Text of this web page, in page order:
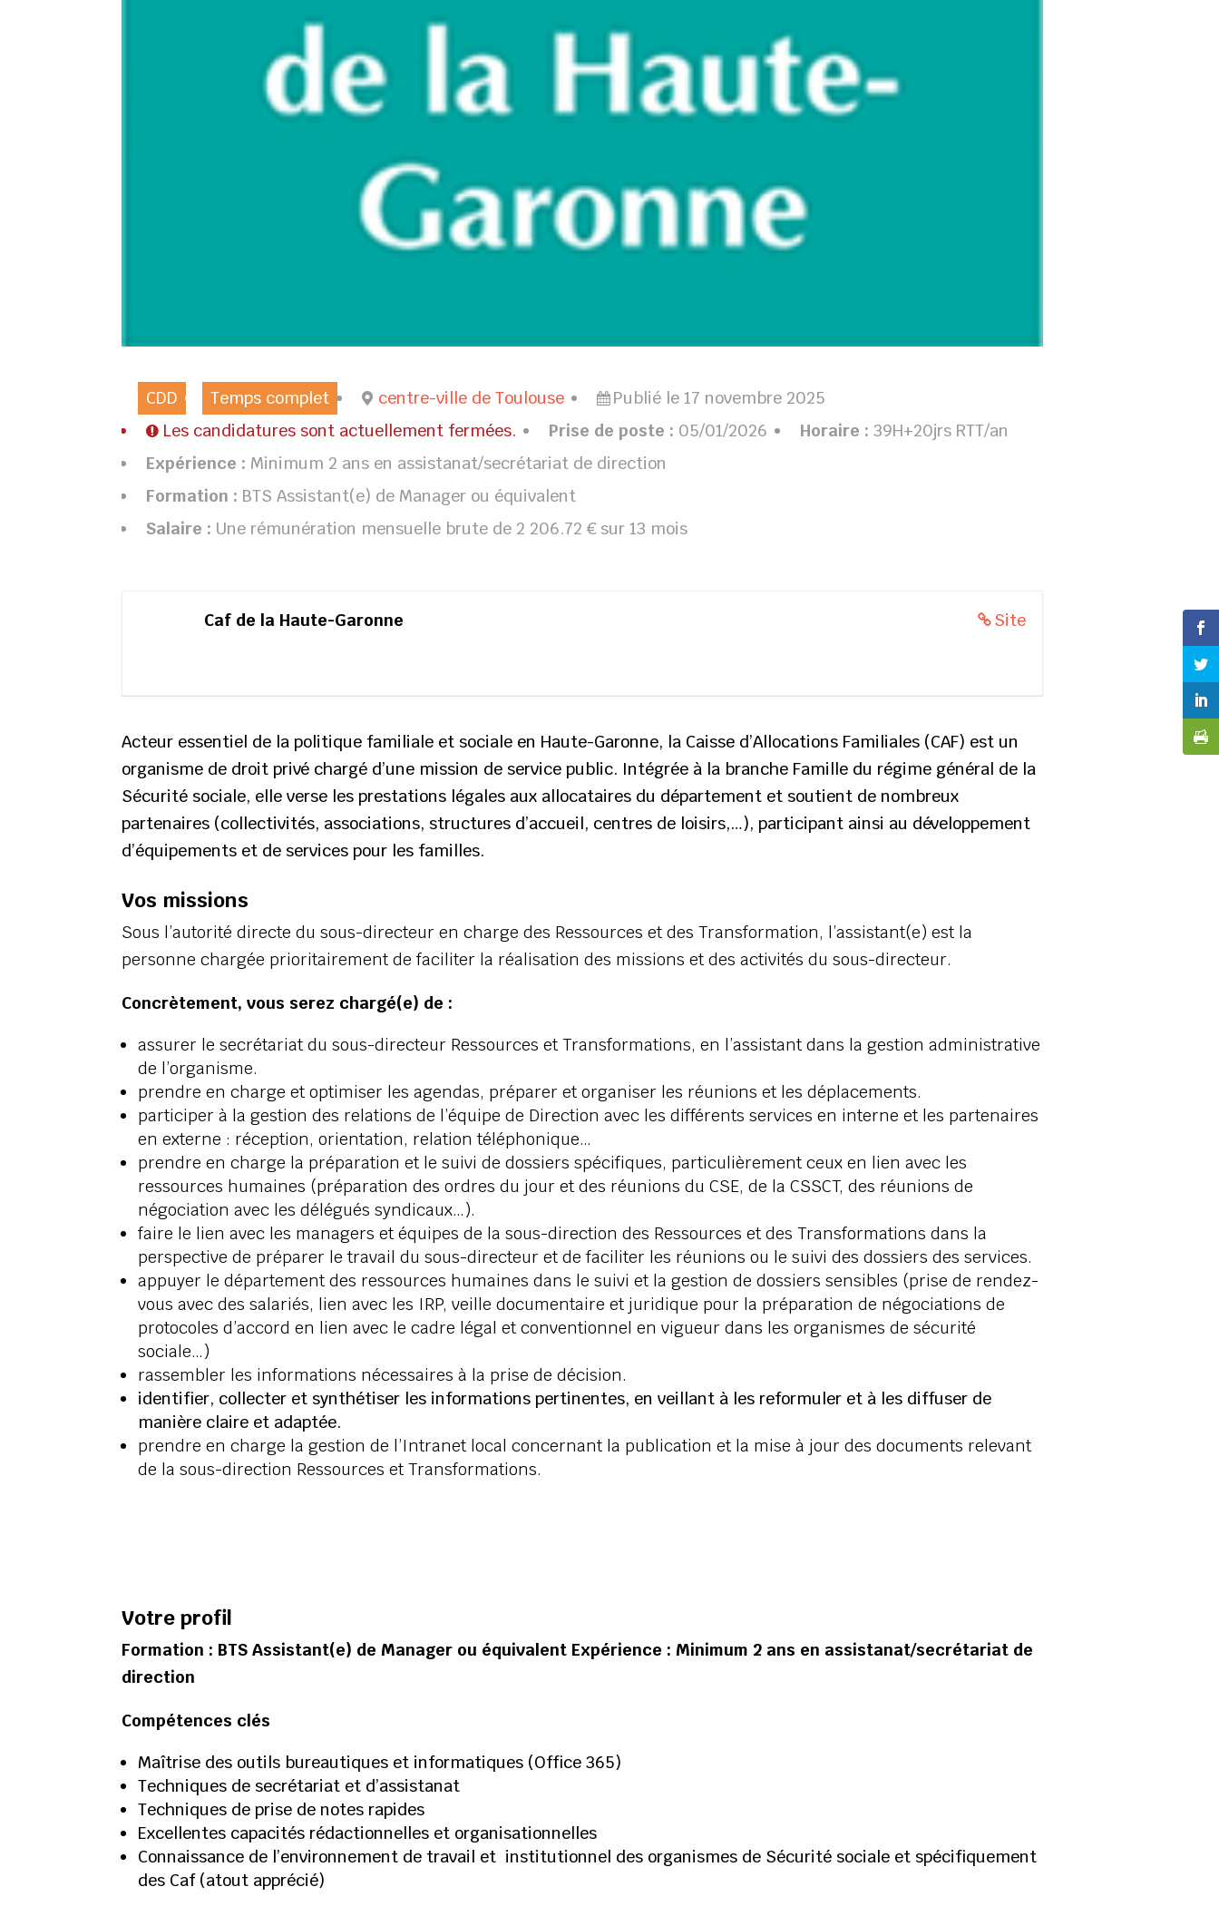
CDD Temps complet centre-ville de Toulouse
Publié le 17 novembre 2025
Les candidatures sont actuellement fermées.
Prise de poste : 05/01/2026 Horaire :39H+20jrs RTT/an
Expérience : Minimum 2 ans en assistanat/secrétariat de direction
Formation : BTS Assistant(e) de Manager ou équivalent
Salaire : Une rémunération mensuelle brute de 2 206.72 € sur 13 mois
Site
Caf de la Haute-Garonne
Acteur essentiel de la politique familiale et sociale en Haute-Garonne, la Caisse d’Allocations Familiales (CAF) est un
organisme de droit privé chargé d’une mission de service public. Intégrée à la branche Famille du régime général de la
Sécurité sociale, elle verse les prestations légales aux allocataires du département et soutient de nombreux
partenaires (collectivités, associations, structures d’accueil, centres de loisirs,…), participant ainsi au développement
d’équipements et de services pour les familles.
Vos missions
Sous l’autorité directe du sous-directeur en charge des Ressources et des Transformation, l’assistant(e) est la
personne chargée prioritairement de faciliter la réalisation des missions et des activités du sous-directeur.
Concrètement, vous serez chargé(e) de :
assurer le secrétariat du sous-directeur Ressources et Transformations, en l’assistant dans la gestion administrative
de l’organisme.
prendre en charge et optimiser les agendas, préparer et organiser les réunions et les déplacements.
participer à la gestion des relations de l’équipe de Direction avec les différents services en interne et les partenaires
en externe : réception, orientation, relation téléphonique…
prendre en charge la préparation et le suivi de dossiers spécifiques, particulièrement ceux en lien avec les
ressources humaines (préparation des ordres du jour et des réunions du CSE, de la CSSCT, des réunions de
négociation avec les délégués syndicaux…).
faire le lien avec les managers et équipes de la sous-direction des Ressources et des Transformations dans la
perspective de préparer le travail du sous-directeur et de faciliter les réunions ou le suivi des dossiers des services.
appuyer le département des ressources humaines dans le suivi et la gestion de dossiers sensibles (prise de rendez-
vous avec des salariés, lien avec les IRP, veille documentaire et juridique pour la préparation de négociations de
protocoles d’accord en lien avec le cadre légal et conventionnel en vigueur dans les organismes de sécurité
sociale…)
rassembler les informations nécessaires à la prise de décision.
identifier, collecter et synthétiser les informations pertinentes, en veillant à les reformuler et à les diffuser de
manière claire et adaptée.
prendre en charge la gestion de l’Intranet local concernant la publication et la mise à jour des documents relevant
de la sous-direction Ressources et Transformations.
Votre profil
Formation : BTS Assistant(e) de Manager ou équivalent Expérience : Minimum 2 ans en assistanat/secrétariat de
direction
Compétences clés
Maîtrise des outils bureautiques et informatiques (Office 365)
Techniques de secrétariat et d’assistanat
Techniques de prise de notes rapides
Excellentes capacités rédactionnelles et organisationnelles
Connaissance de l’environnement de travail et institutionnel des organismes de Sécurité sociale et spécifiquement
des Caf (atout apprécié)